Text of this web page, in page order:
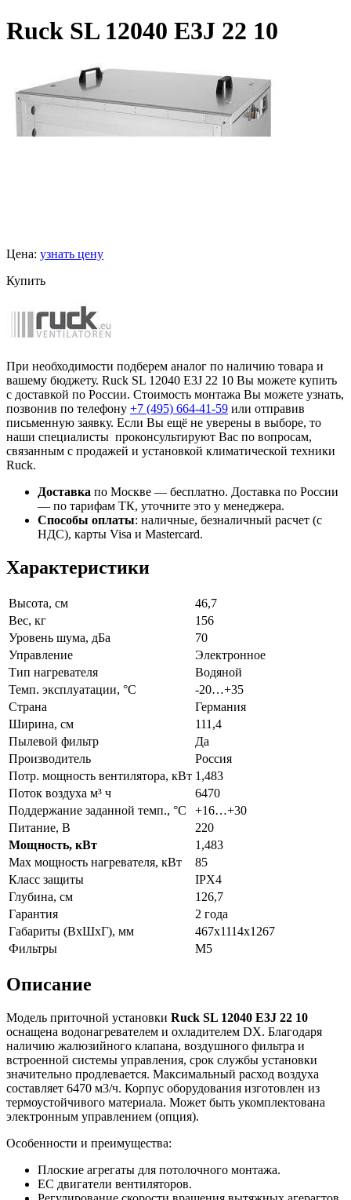
Ruck SL 12040 E3J 22 10
Цена: узнать цену
Купить
При необходимости подберем аналог по наличию товара и
вашему бюджету. Ruck SL 12040 E3J 22 10 Вы можете купить
с доставкой по России. Стоимость монтажа Вы можете узнать,
позвонив по телефону +7 (495) 664-41-59 или отправив
письменную заявку. Если Вы ещё не уверены в выборе, то
наши специалисты проконсультируют Вас по вопросам,
связанным с продажей и установкой климатической техники
Ruck.
Доставка по Москве — бесплатно. Доставка по России
— по тарифам ТК, уточните это у менеджера.
Способы оплаты: наличные, безналичный расчет (с
НДС), карты Visa и Mastercard.
Характеристики
Высота, см
46,7
Вес, кг
156
Уровень шума, дБа
70
Управление
Электронное
Тип нагревателя
Водяной
Темп. эксплуатации, °С
-20…+35
Страна
Германия
Ширина, см
111,4
Пылевой фильтр
Да
Производитель
Россия
Потр. мощность вентилятора, кВт 1,483
Поток воздуха м³ ч
6470
Поддержание заданной темп., °C
+16…+30
Питание, В
220
Мощность, кВт
1,483
Max мощность нагревателя, кВт
85
Класс защиты
IPX4
Глубина, см
126,7
Гарантия
2 года
Габариты (ВхШхГ), мм
467х1114х1267
Фильтры
M5
Описание
Модель приточной установки Ruck SL 12040 E3J 22 10
оснащена водонагревателем и охладителем DX. Благодаря
наличию жалюзийного клапана, воздушного фильтра и
встроенной системы управления, срок службы установки
значительно продлевается. Максимальный расход воздуха
составляет 6470 м3/ч. Корпус оборудования изготовлен из
термоустойчивого материала. Может быть укомплектована
электронным управлением (опция).
Особенности и преимущества:
Плоские агрегаты для потолочного монтажа.
EC двигатели вентиляторов.